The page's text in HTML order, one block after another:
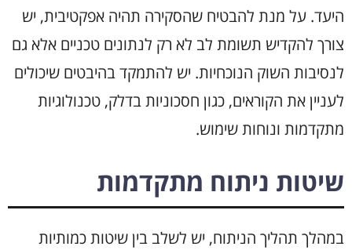
היעד. על מנת להבטיח שהסקירה תהיה אפקטיבית, יש
צורך להקדיש תשומת לב לא רק לנתונים טכניים אלא גם
לנסיבות השוק הנוכחיות. יש להתמקד בהיבטים שיכולים
לעניין את הקוראים, כגון חסכוניות בדלק, טכנולוגיות
מתקדמות ונוחות שימוש.
שיטות ניתוח מתקדמות
במהלך תהליך הניתוח, יש לשלב בין שיטות כמותיות